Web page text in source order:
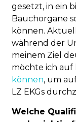
gesetzt, in ein
Bauchorgane
können.
während der
meinem Ziel
möchte ich auf
können, um
LZ EKGs
Welche